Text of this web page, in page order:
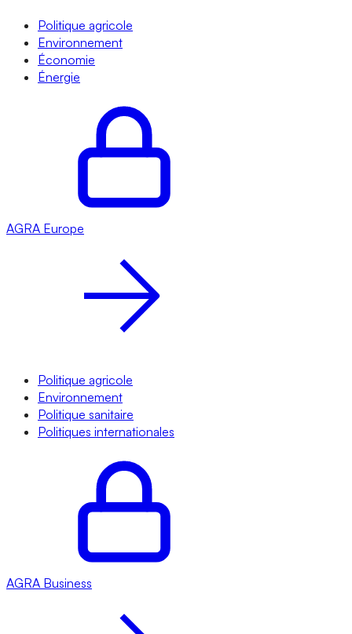
Politique agricole
Environnement
Économie
Énergie
AGRA Europe
Politique agricole
Environnement
Politique sanitaire
Politiques internationales
AGRA Business